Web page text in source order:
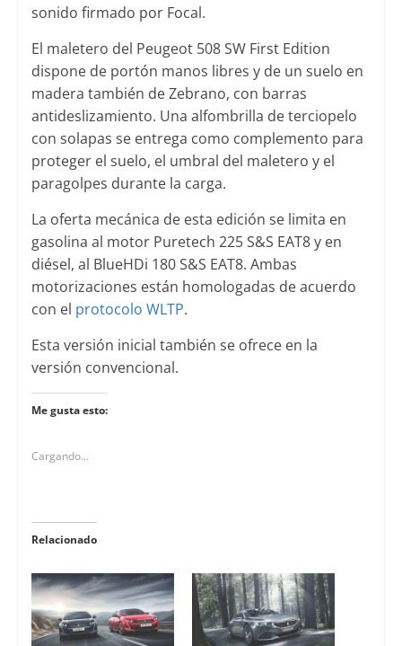
sonido firmado por Focal.
El maletero del Peugeot 508 SW First Edition
dispone de portón manos libres y de un suelo en
madera también de Zebrano, con barras
antideslizamiento. Una alfombrilla de terciopelo
con solapas se entrega como complemento para
proteger el suelo, el umbral del maletero y el
paragolpes durante la carga.
La oferta mecánica de esta edición se limita en
gasolina al motor Puretech 225 S&S EAT8 y en
diésel, al BlueHDi 180 S&S EAT8. Ambas
motorizaciones están homologadas de acuerdo
con el protocolo WLTP.
Esta versión inicial también se ofrece en la
versión convencional.
Me gusta esto:
Cargando...
Relacionado